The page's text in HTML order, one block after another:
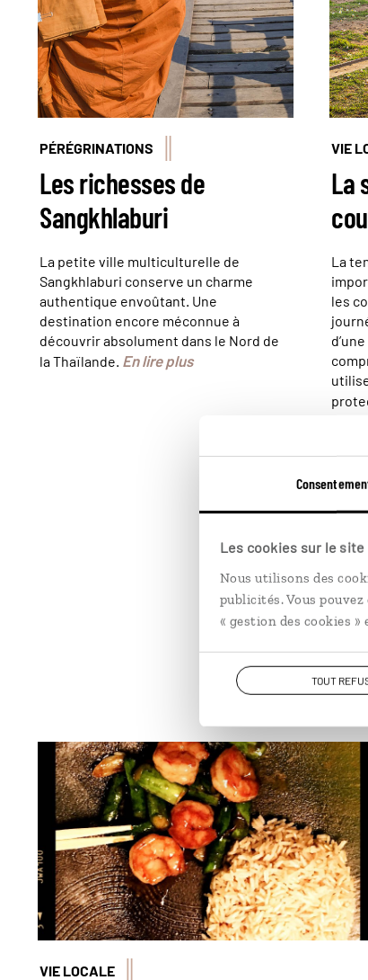
Les cookies sur le
Nous utilisons des
publicités. Vous
« gestion des cookies »
TOUT
PÉRÉGRINATIONS
Les richesses de
Sangkhlaburi
La petite ville multiculturelle de
Sangkhlaburi conserve un charme
authentique envoûtant. Une
destination encore méconnue à
découvrir absolument dans le Nord de
la Thaïlande. En lire plus
VIE
La
La
les
Le Pad nomai farang khung ou « crevettes
sautées aux asperges vertes » © Jérôme
Cartegini
VIE LOCALE